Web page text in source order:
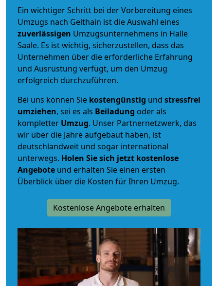
Ein wichtiger Schritt bei der Vorbereitung eines
Umzugs nach Geithain ist die Auswahl eines
zuverlässigen Umzugsunternehmens in Halle
Saale. Es ist wichtig, sicherzustellen, dass das
Unternehmen über die erforderliche Erfahrung
und Ausrüstung verfügt, um den Umzug
erfolgreich durchzuführen.
Bei uns können Sie kostengünstig und stressfrei
umziehen, sei es als Beiladung oder als
kompletter Umzug. Unser Partnernetzwerk, das
wir über die Jahre aufgebaut haben, ist
deutschlandweit und sogar international
unterwegs. Holen Sie sich jetzt kostenlose
Angebote und erhalten Sie einen ersten
Überblick über die Kosten für Ihren Umzug.
Kostenlose Angebote erhalten